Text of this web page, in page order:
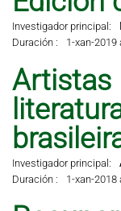
Investigador principal:
Duración :
1-xan-2019
Artistas
Investigador principal:
Duración :
1-xan-2018